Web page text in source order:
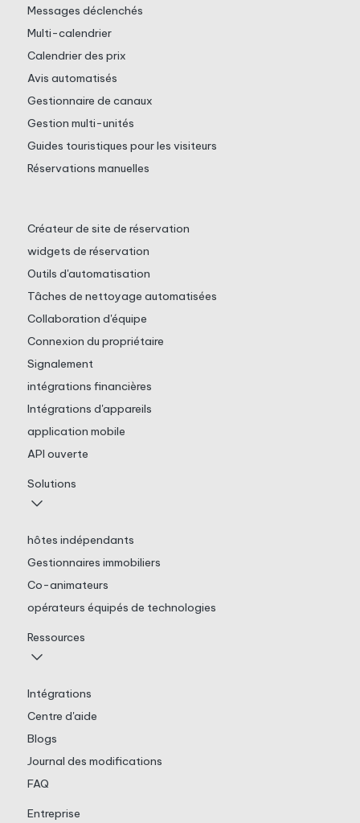
Messages déclenchés
Multi-calendrier
Calendrier des prix
Avis automatisés
Gestionnaire de canaux
Gestion multi-unités
Guides touristiques pour les visiteurs
Réservations manuelles
Créateur de site de réservation
widgets de réservation
Outils d'automatisation
Tâches de nettoyage automatisées
Collaboration d'équipe
Connexion du propriétaire
Signalement
intégrations financières
Intégrations d'appareils
application mobile
API ouverte
Solutions
hôtes indépendants
Gestionnaires immobiliers
Co-animateurs
opérateurs équipés de technologies
Ressources
Intégrations
Centre d'aide
Blogs
Journal des modifications
FAQ
Entreprise